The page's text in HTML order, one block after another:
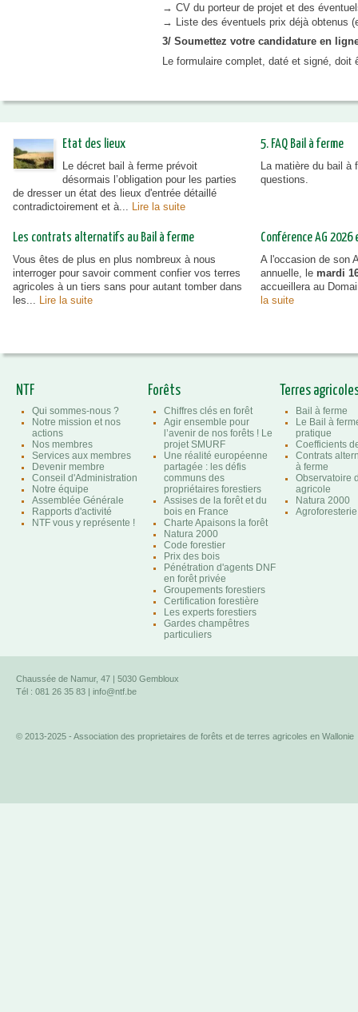
→ CV du porteur de projet et des
→ Liste des éventuels prix déjà obtenus
3/ Soumettez votre candidature en
Le formulaire complet, daté et signé, doit
Etat des lieux
Le décret bail à ferme prévoit
désormais l’obligation pour les parties
de dresser un état des lieux d'entrée détaillé
contradictoirement et à...
Lire la suite
5. FAQ Bail à ferme
La matière du bail
questions.
Les contrats alternatifs au Bail à ferme
Vous êtes de plus en plus nombreux à nous
interroger pour savoir comment confier vos terres
agricoles à un tiers sans pour autant tomber dans
les...
Lire la suite
Conférence AG
A l'occasion de son
annuelle, le mardi
accueillera au
la suite
NTF
Qui sommes-nous ?
Notre mission et nos
actions
Nos membres
Services aux membres
Devenir membre
Conseil d'Administration
Notre équipe
Assemblée Générale
Rapports d'activité
NTF vous y représente !
Forêts
Chiffres clés en forêt
Agir ensemble pour
l’avenir de nos forêts ! Le
projet SMURF
Une réalité européenne
partagée : les défis
communs des
propriétaires forestiers
Assises de la forêt et du
bois en France
Charte Apaisons la forêt
Natura 2000
Code forestier
Prix des bois
Pénétration d'agents DNF
en forêt privée
Groupements forestiers
Certification forestière
Les experts forestiers
Gardes champêtres
particuliers
Terres
Bail à ferme
Le Bail à
pratique
Coefficients
Contrats
à ferme
Observatoire
agricole
Natura 2000
Chaussée de Namur, 47 | 5030 Gembloux
Tél : 081 26 35 83 | info@ntf.be
© 2013-2025 - Association des proprietaires de forêts et de terres agricoles en Wallonie